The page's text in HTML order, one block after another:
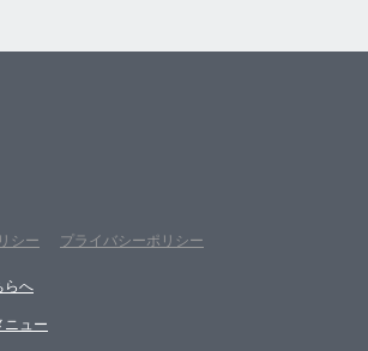
シー プライバシーポリシー
らへ
ニュー